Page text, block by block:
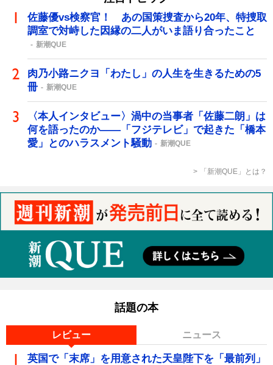
佐藤優vs検察官！ あの国策捜査から20年、特捜取
調室で対峙した因縁の二人がいま語り合ったこと
新潮QUE
肉乃小路ニクヨ「わたし」の人生を生きるための5
冊
新潮QUE
〈本人インタビュー〉渦中の当事者「佐藤二朗」は
何を語ったのか――「フジテレビ」で起きた「橋本
愛」とのハラスメント騒動
新潮QUE
「新潮QUE」とは？
話題の本
レビュー ニュース
英国で「末席」を用意された天皇陛下を「最前列」